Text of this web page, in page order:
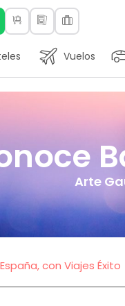
Vuelos
Arte
con Viajes Éxito